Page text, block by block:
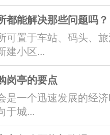
都能解决那些问题吗？
可置于车站、码头、
建小区...
岗亭的要点
是一个迅速发展的经
于城...